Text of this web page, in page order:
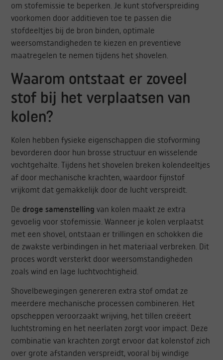
om stofemissie te beperken. Je kunt stofverspreiding
voorkomen door additieven toe te passen die
stofdeeltjes bij de bron binden, optimale
weersomstandigheden te kiezen en preventieve
maatregelen te nemen tijdens het shovelen.
Waarom ontstaat er zoveel
stof bij het verplaatsen van
kolen?
Kolen hebben fysieke eigenschappen die stofvorming
bevorderen door hun brosse structuur en wisselende
vochtgehalte. Tijdens het shovelen breken kolendeeltjes
af door mechanische krachten, waardoor fijnstof
vrijkomt dat gemakkelijk door de lucht verspreidt.
De droge samenstelling van kolen maakt ze extra
gevoelig voor stofemissie. Wanneer je kolen verplaatst
met een shovel, ontstaan er trillingen en schokken die
de zwakste verbindingen in het materiaal verbreken. Dit
proces wordt versterkt door weersomstandigheden
zoals wind en lage luchtvochtigheid.
Shovelbewegingen genereren extra stof omdat ze
meerdere mechanische processen combineren. Het
opscheppen veroorzaakt wrijving, het tillen creëert
luchtstroming en het neerlaten zorgt voor impact. Deze
combinatie van krachten zorgt ervoor dat kolenstof zich
over grote afstanden verspreidt, vooral bij windige